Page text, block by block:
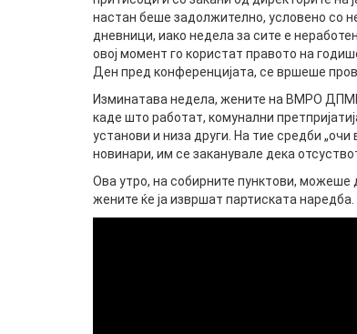
настан беше задолжително, условено со
дневници, иако недела за сите е
овој момент го користат правото на
Ден пред конференцијата, се вршеше
Изминатава недела, жените на ВМРО
каде што работат, комунални
установи и низа други. На тие средби
новинари, им се заканувале дека
Ова утро, на собирните пунктови,
жените ќе ја извршат партиската наредба.